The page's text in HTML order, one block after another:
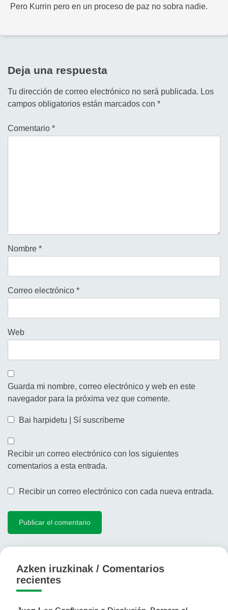
Pero Kurrin pero en un proceso de paz no sobra nadie.
Deja una respuesta
Tu dirección de correo electrónico no será publicada. Los
campos obligatorios están marcados con *
Comentario *
Nombre *
Correo electrónico *
Web
Guarda mi nombre, correo electrónico y web en este
navegador para la próxima vez que comente.
Bai harpidetu | Sí suscribeme
Recibir un correo electrónico con los siguientes
comentarios a esta entrada.
Recibir un correo electrónico con cada nueva entrada.
Azken iruzkinak / Comentarios
recientes